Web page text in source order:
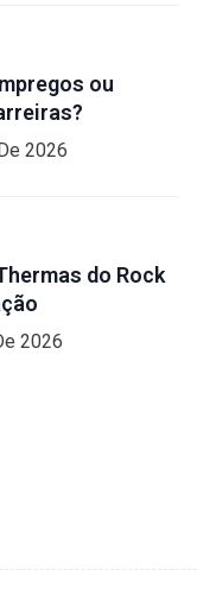
ou
2026
do Rock
2026